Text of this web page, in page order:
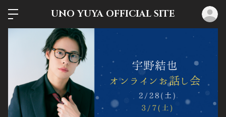
UNO YUYA OFFICIAL SITE